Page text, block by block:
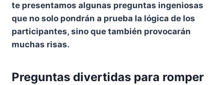
te presentamos algunas preguntas ingeniosas
que no solo pondrán a prueba la lógica de los
participantes, sino que también provocarán
muchas risas.
Preguntas divertidas para romper